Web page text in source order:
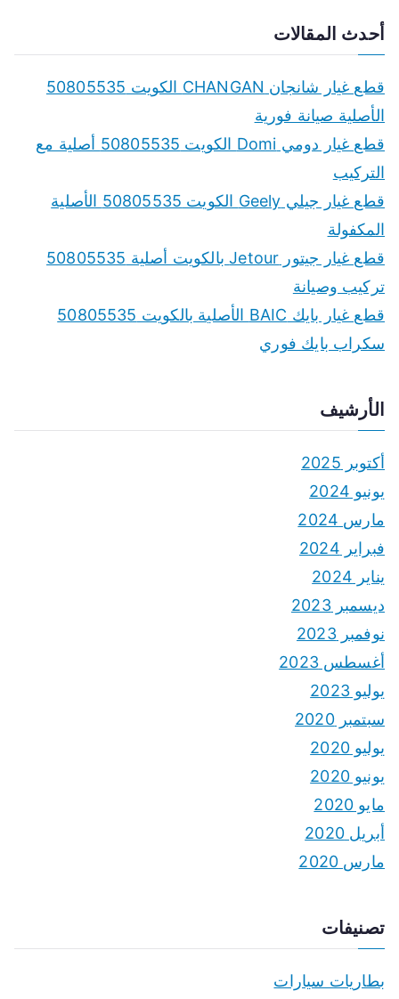
r
أحدث المقالات
قطع غيار شانجان CHANGAN الكويت 50805535
الأصلية صيانة فورية
قطع غيار دومي Domi الكويت 50805535 أصلية مع
التركيب
قطع غيار جيلي Geely الكويت 50805535 الأصلية
المكفولة
قطع غيار جيتور Jetour بالكويت أصلية 50805535
تركيب وصيانة
قطع غيار بايك BAIC الأصلية بالكويت 50805535
سكراب بايك فوري
الأرشيف
أكتوبر 2025
يونيو 2024
مارس 2024
فبراير 2024
يناير 2024
ديسمبر 2023
نوفمبر 2023
أغسطس 2023
يوليو 2023
سبتمبر 2020
يوليو 2020
يونيو 2020
مايو 2020
أبريل 2020
مارس 2020
تصنيفات
بطاريات سيارات